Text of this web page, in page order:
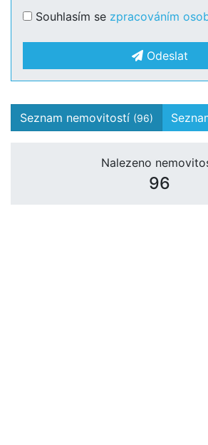
Souhlasím se zpracováním
Odeslat
Seznam nemovitostí (96)
Nalezeno
96